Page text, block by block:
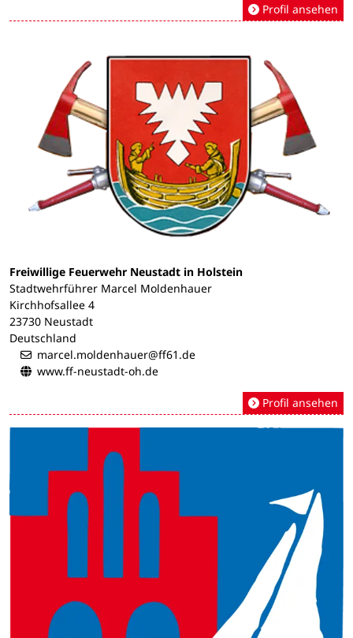
Profil ansehen
Freiwillige Feuerwehr Neustadt in Holstein
Stadtwehrführer Marcel Moldenhauer
Kirchhofsallee 4
23730 Neustadt
Deutschland
marcel.moldenhauer@ff61.de
www.ff-neustadt-oh.de
Profil ansehen